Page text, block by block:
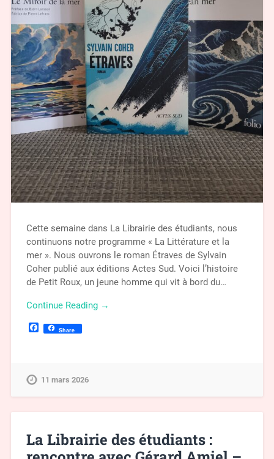
Cette semaine dans La Librairie des étudiants, nous
continuons notre programme « La Littérature et la
mer ». Nous ouvrons le roman Étraves de Sylvain
Coher publié aux éditions Actes Sud. Voici l’histoire
de Petit Roux, un jeune homme qui vit à bord du…
Continue Reading →
Facebook
Share
11 mars 2026
La Librairie des étudiants :